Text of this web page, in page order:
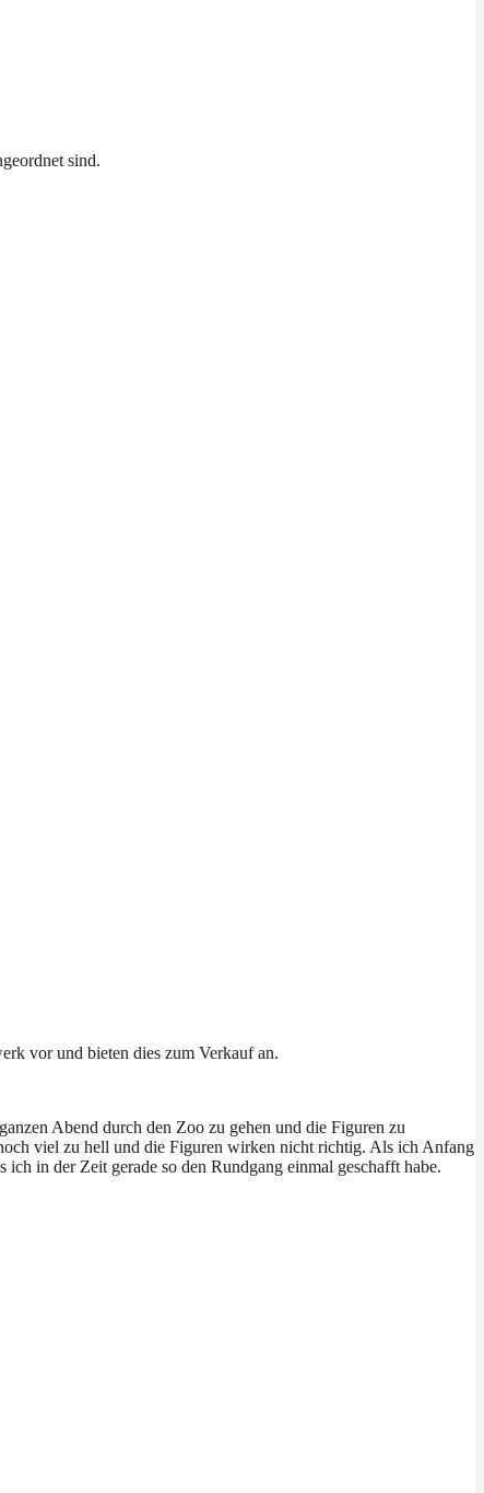
sind.
vor und bieten dies zum Verkauf an.
Abend durch den Zoo zu gehen und die Figuren zu
viel zu hell und die Figuren wirken nicht richtig. Als ich Anfang
in der Zeit gerade so den Rundgang einmal geschafft habe.